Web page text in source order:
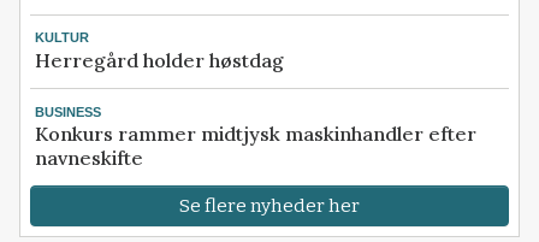
KULTUR
Herregård holder høstdag
BUSINESS
Konkurs rammer midtjysk maskinhandler efter
navneskifte
Se flere nyheder her